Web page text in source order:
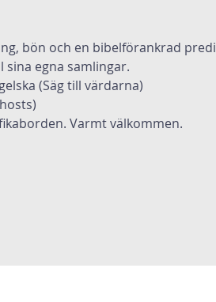
bön och en bibelförankrad
sina egna samlingar.
(Säg till värdarna)
Varmt välkommen.